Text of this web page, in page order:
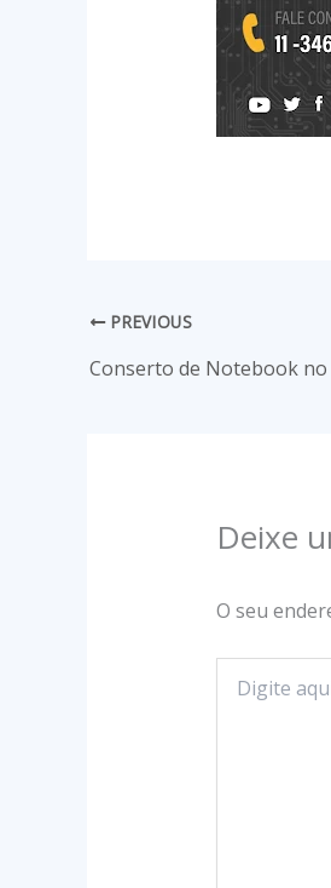
PREVIOUS
Conserto de Notebook
Deixe
O seu
aqui...